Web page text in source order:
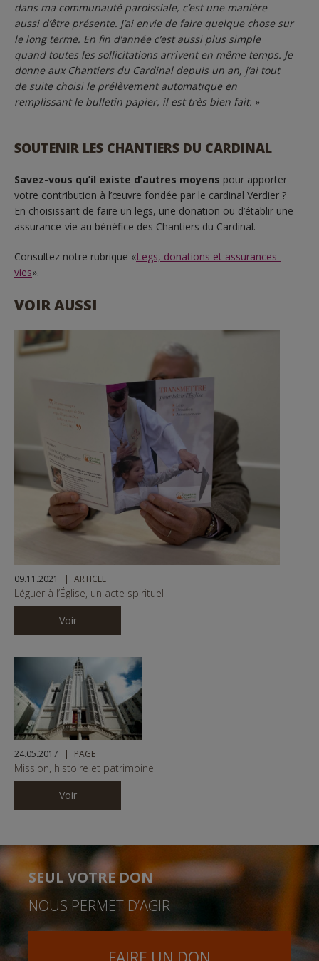
dans ma communauté paroissiale, c’est une manière
aussi d’être présente. J’ai envie de faire quelque chose sur
le long terme. En fin d’année c’est aussi plus simple
quand toutes les sollicitations arrivent en même temps. Je
donne aux Chantiers du Cardinal depuis un an, j’ai tout
de suite choisi le prélèvement automatique en
remplissant le bulletin papier, il est très bien fait. »
SOUTENIR LES CHANTIERS DU CARDINAL
Savez-vous qu’il existe d’autres moyens pour apporter
votre contribution à l’œuvre fondée par le cardinal Verdier ?
En choisissant de faire un legs, une donation ou d’établir une
assurance-vie au bénéfice des Chantiers du Cardinal.
Consultez notre rubrique «Legs, donations et assurances-
vies».
VOIR AUSSI
09.11.2021 ARTICLE
Léguer à l’Église, un acte spirituel
Voir
24.05.2017 PAGE
Mission, histoire et patrimoine
Voir
SEUL VOTRE DON
NOUS PERMET D’AGIR